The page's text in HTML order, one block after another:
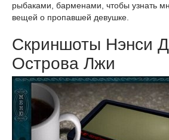
рыбаками, барменами, чтобы узнать
вещей о пропавшей девушке.
Скриншоты Нэнси
Острова Лжи